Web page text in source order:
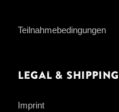
Teilnahmebedingungen
Legal & Shipping
Imprint